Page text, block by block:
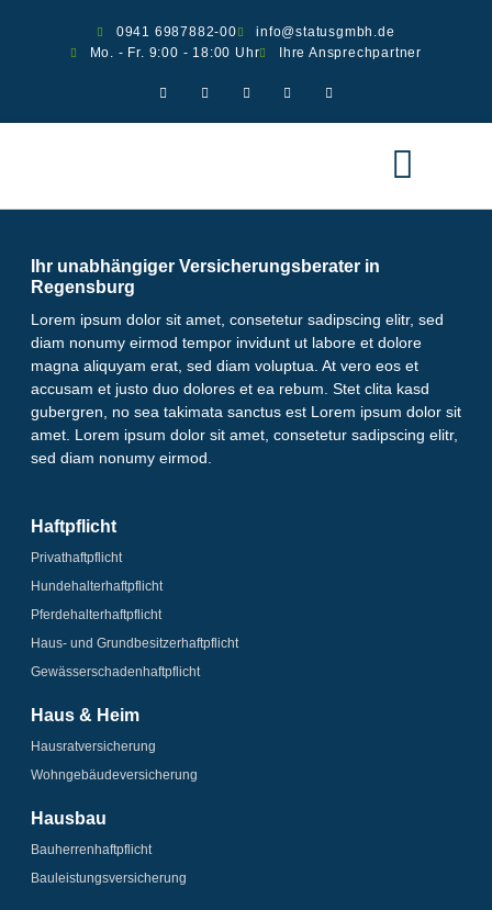
0941 6987882-00
info@statusgmbh.de
Mo. - Fr. 9:00 - 18:00 Uhr
Ihre Ansprechpartner
Ihr unabhängiger Versicherungsberater in
Regensburg
Lorem ipsum dolor sit amet, consetetur sadipscing elitr, sed
diam nonumy eirmod tempor invidunt ut labore et dolore
magna aliquyam erat, sed diam voluptua. At vero eos et
accusam et justo duo dolores et ea rebum. Stet clita kasd
gubergren, no sea takimata sanctus est Lorem ipsum dolor sit
amet. Lorem ipsum dolor sit amet, consetetur sadipscing elitr,
sed diam nonumy eirmod.
Haftpflicht
Privathaftpflicht
Hundehalter­haftpflicht
Pferdehalter­haftpflicht
Haus- und Grundbesitzer­haftpflicht
Gewässerschaden­­haftpflicht
Haus & Heim
Hausrat­versicherung
Wohngebäude­­versicherung
Hausbau
Bauherrenhaftpflicht
Bauleistungs­­versicherung